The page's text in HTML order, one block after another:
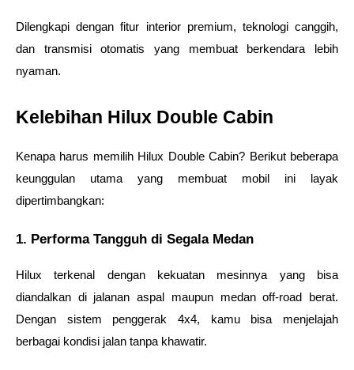
Dilengkapi dengan fitur interior premium, teknologi canggih,
dan transmisi otomatis yang membuat berkendara lebih
nyaman.
Kelebihan Hilux Double Cabin
Kenapa harus memilih Hilux Double Cabin? Berikut beberapa
keunggulan utama yang membuat mobil ini layak
dipertimbangkan:
1. Performa Tangguh di Segala Medan
Hilux terkenal dengan kekuatan mesinnya yang bisa
diandalkan di jalanan aspal maupun medan off-road berat.
Dengan sistem penggerak 4x4, kamu bisa menjelajah
berbagai kondisi jalan tanpa khawatir.